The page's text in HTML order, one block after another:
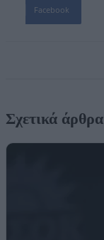
Facebook
Σχετικά άρθρα